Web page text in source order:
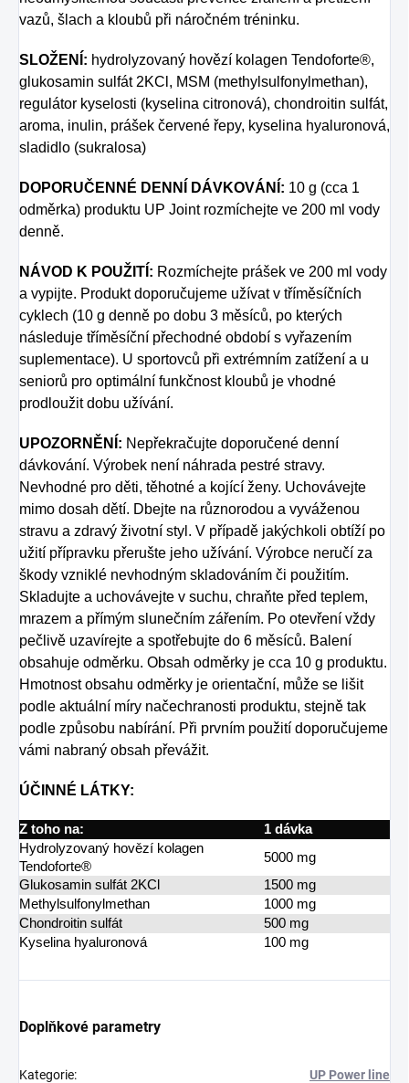
vazů, šlach a kloubů při náročném tréninku.
SLOŽENÍ: hydrolyzovaný hovězí kolagen Tendoforte®,
glukosamin sulfát 2KCl, MSM (methylsulfonylmethan),
regulátor kyselosti (kyselina citronová), chondroitin sulfát,
aroma, inulin, prášek červené řepy, kyselina hyaluronová,
sladidlo (sukralosa)
DOPORUČENNÉ DENNÍ DÁVKOVÁNÍ: 10 g (cca 1
odměrka) produktu UP Joint rozmíchejte ve 200 ml vody
denně.
NÁVOD K POUŽITÍ: Rozmíchejte prášek ve 200 ml vody
a vypijte. Produkt doporučujeme užívat v tříměsíčních
cyklech (10 g denně po dobu 3 měsíců, po kterých
následuje tříměsíční přechodné období s vyřazením
suplementace). U sportovců při extrémním zatížení a u
seniorů pro optimální funkčnost kloubů je vhodné
prodloužit dobu užívání.
UPOZORNĚNÍ: Nepřekračujte doporučené denní
dávkování. Výrobek není náhrada pestré stravy.
Nevhodné pro děti, těhotné a kojící ženy. Uchovávejte
mimo dosah dětí. Dbejte na různorodou a vyváženou
stravu a zdravý životní styl. V případě jakýchkoli obtíží po
užití přípravku přerušte jeho užívání. Výrobce neručí za
škody vzniklé nevhodným skladováním či použitím.
Skladujte a uchovávejte v suchu, chraňte před teplem,
mrazem a přímým slunečním zářením. Po otevření vždy
pečlivě uzavírejte a spotřebujte do 6 měsíců. Balení
obsahuje odměrku. Obsah odměrky je cca 10 g produktu.
Hmotnost obsahu odměrky je orientační, může se lišit
podle aktuální míry načechranosti produktu, stejně tak
podle způsobu nabírání. Při prvním použití doporučujeme
vámi nabraný obsah převážit.
ÚČINNÉ LÁTKY:
Z toho na:
1 dávka
Hydrolyzovaný hovězí kolagen
Tendoforte®
5000 mg
Glukosamin sulfát 2KCl
1500 mg
Methylsulfonylmethan
1000 mg
Chondroitin sulfát
500 mg
Kyselina hyaluronová
100 mg
Doplňkové parametry
Kategorie: UP Power line